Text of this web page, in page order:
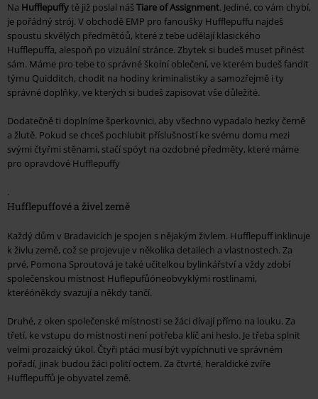
Na Hufflepuffytě již poslal nášTiare of Assignment. Jediné, co vám chybí,
je pořádný strój. V obchodě EMP pro fanoušky Hufflepuffu najdeš
spoustu skvělých předmětóů, které z tebe udělají klasického
Hufflepuffa, alespoň po vizuální stránce. Zbytek si budeš muset přinést
sám. Máme pro tebe to správné školní oblečení, ve kterém budeš fandit
týmu Quidditch, chodit na hodiny kriminalistiky a samozřejmě i ty
správné doplňky, ve kterých si budeš zapisovat vše důležité.
Dodatečně ti doplníme šperkovnici, aby všechno vypadalo hezky černě
a žlutě. Pokud se chceš pochlubit příslušností ke svému domu mezi
svými čtyřmi stěnami, stačí spóyt na ozdobné předměty, které máme
pro opravdové Hufflepuffy
.
Hufflepuffové a živel země
Každý dům v Bradavicích je spojen s nějakým živlem. Hufflepuff inklinuje
k živlu země, což se projevuje v několika detailech a vlastnostech. Za
prvé, Pomona Sproutová je také učitelkou bylinkářství a vždy zdobí
společenskou místnost Huflepufůóneobvyklými rostlinami,
kteréóněkdy svazují a někdy tančí.
Druhé, z oken společenské místnosti se žáci dívají přímo na louku. Za
třetí, ke vstupu do místnosti není potřeba klíč ani heslo. Je třeba splnit
velmi prozaický úkol. Čtyři ptáci musí být vypíchnuti ve správném
pořadí, jinak budou žáci polití octem. Za čtvrté, heraldické zvíře
Hufflepuffů je obyvatel země.